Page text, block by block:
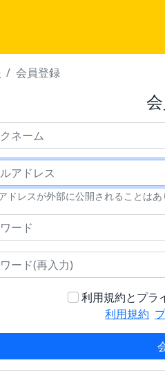
会員登録
ドレスが外部に公開されることは
利用規約とプラ
利用規約